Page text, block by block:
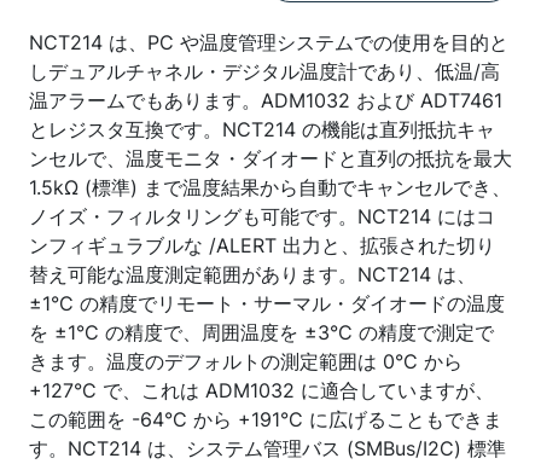
NCT214 は、PC や温度管理システムでの使用を目的と
しデュアルチャネル・デジタル温度計であり、低温/高
温アラームでもあります。ADM1032 および ADT7461
とレジスタ互換です。NCT214 の機能は直列抵抗キャ
ンセルで、温度モニタ・ダイオードと直列の抵抗を最大
1.5kΩ (標準) まで温度結果から自動でキャンセルでき、
ノイズ・フィルタリングも可能です。NCT214 にはコ
ンフィギュラブルな /ALERT 出力と、拡張された切り
替え可能な温度測定範囲があります。NCT214 は、
±1°C の精度でリモート・サーマル・ダイオードの温度
を ±1°C の精度で、周囲温度を ±3°C の精度で測定で
きます。温度のデフォルトの測定範囲は 0°C から
+127°C で、これは ADM1032 に適合していますが、
この範囲を -64°C から +191°C に広げることもできま
す。NCT214 は、システム管理バス (SMBus/I2C) 標準